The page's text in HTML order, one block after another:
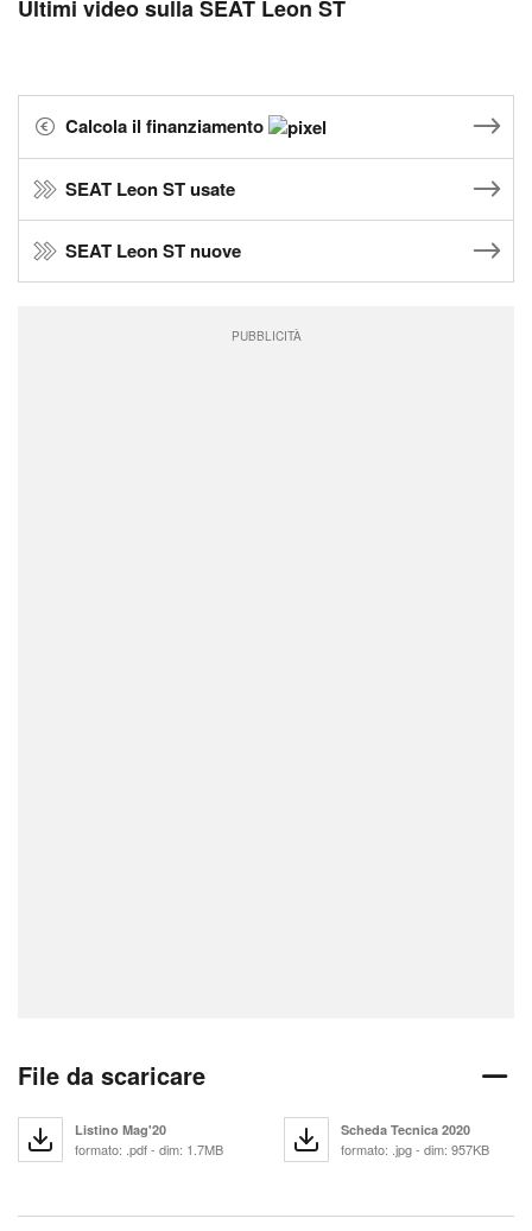
Ultimi video sulla SEAT Leon ST
Calcola il finanziamento
SEAT Leon ST usate
SEAT Leon ST nuove
PUBBLICITÀ
File da scaricare
Listino Mag'20
formato: .pdf - dim: 1.7MB
Scheda Tecnica 2020
formato: .jpg - dim: 957KB